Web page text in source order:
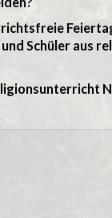
Schüler aus